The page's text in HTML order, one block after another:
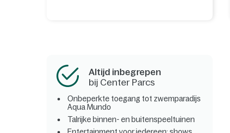
Altijd inbegrepen
bij Center Parcs
Onbeperkte toegang tot zwemparadijs
Aqua Mundo
Talrijke binnen- en buitenspeeltuinen